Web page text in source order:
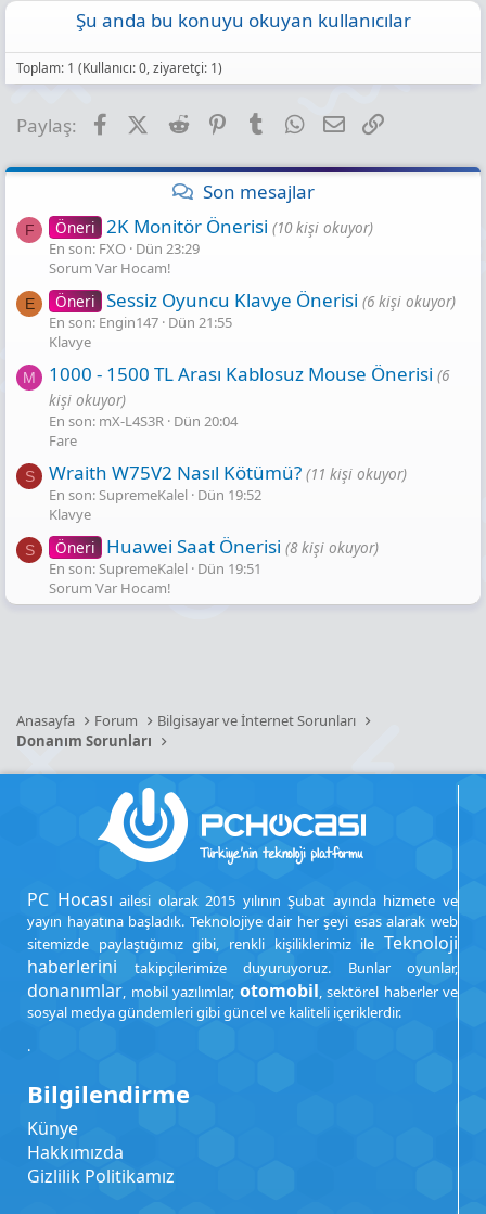
Şu anda bu konuyu okuyan kullanıcılar
Toplam: 1 (Kullanıcı: 0, ziyaretçi: 1)
Paylaş: FacebookX (Twitter)
Reddit PinterestTumblr WhatsApp
E-posta
Son mesajlar
F Öneri 2K Monitör Önerisi (10 kişi okuyor)
En son: FXO Dün 23:29
Sorum Var Hocam!
E Öneri Sessiz Oyuncu Klavye Önerisi (6 kişi okuyor)
En son: Engin147 Dün 21:55
Klavye
M 1000 - 1500 TL Arası Kablosuz Mouse Önerisi (6
kişi okuyor)
En son: mX-L4S3R Dün 20:04
Fare
S Wraith W75V2 Nasıl Kötümü? (11 kişi okuyor)
En son: SupremeKalel Dün 19:52
Klavye
S Öneri Huawei Saat Önerisi (8 kişi okuyor)
En son: SupremeKalel Dün 19:51
Sorum Var Hocam!
Anasayfa Forum
Bilgisayar ve İnternet Sorunları
Donanım Sorunları
PC Hocası ailesi olarak 2015 yılının Şubat ayında hizmete ve
yayın hayatına başladık. Teknolojiye dair her şeyi esas alarak web
sitemizde paylaştığımız gibi, renkli kişiliklerimiz ile Teknoloji
haberlerini takipçilerimize duyuruyoruz. Bunlar oyunlar,
donanımlar, mobil yazılımlar, otomobil, sektörel haberler ve
sosyal medya gündemleri gibi güncel ve kaliteli içeriklerdir.
.
Bilgilendirme
Künye
Hakkımızda
Gizlilik Politikamız